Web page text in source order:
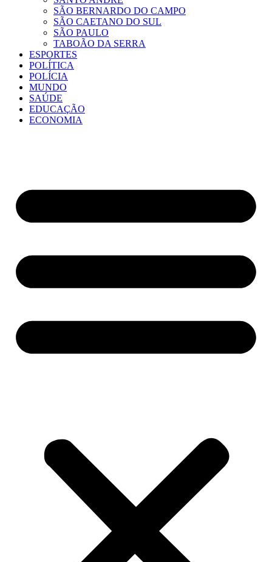
SÃO BERNARDO DO CAMPO
SÃO CAETANO DO SUL
SÃO PAULO
TABOÃO DA SERRA
ESPORTES
POLÍTICA
POLÍCIA
MUNDO
SAÚDE
EDUCAÇÃO
ECONOMIA